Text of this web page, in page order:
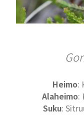
Heimo:
Alaheimo:
Suku: